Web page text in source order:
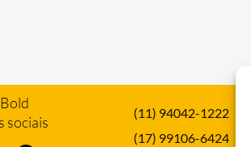
sociais
(11) 94042-1222
(17) 99106-6424